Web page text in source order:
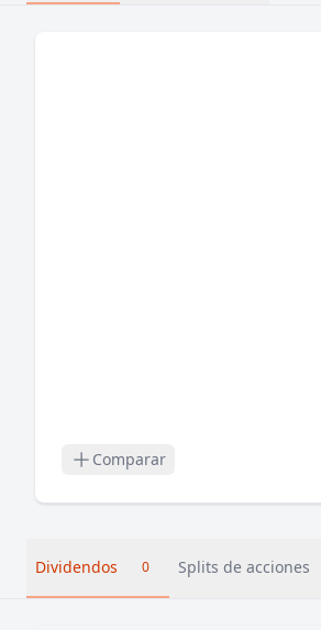
Comparar
Dividendos 0 Splits de acciones